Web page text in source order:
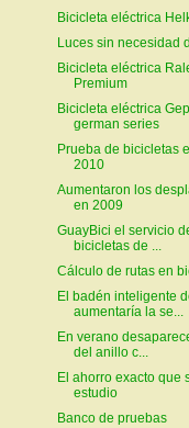
Bicicleta eléctrica
Luces sin necesidad
Bicicleta eléctrica
Premium
Bicicleta eléctrica
german series
Prueba de bicicletas
2010
Aumentaron los
en 2009
GuayBici el servicio
bicicletas de ...
Cálculo de rutas en
El badén inteligente
aumentaría la se...
En verano
del anillo c...
El ahorro exacto que
estudio
Banco de pruebas